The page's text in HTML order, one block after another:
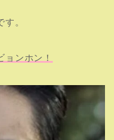
。
ョンホン！